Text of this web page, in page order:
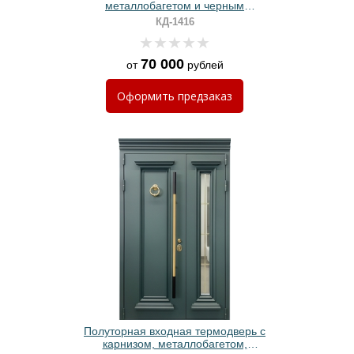
металлобагетом и черным
полимерным покрытием
КД-1416
от70 000рублей
Оформить предзаказ
Полуторная входная термодверь с
карнизом, металлобагетом,